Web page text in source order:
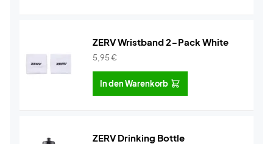
ZERV Wristband 2-Pack White
5,95€
In den Warenkorb
ZERV Drinking Bottle